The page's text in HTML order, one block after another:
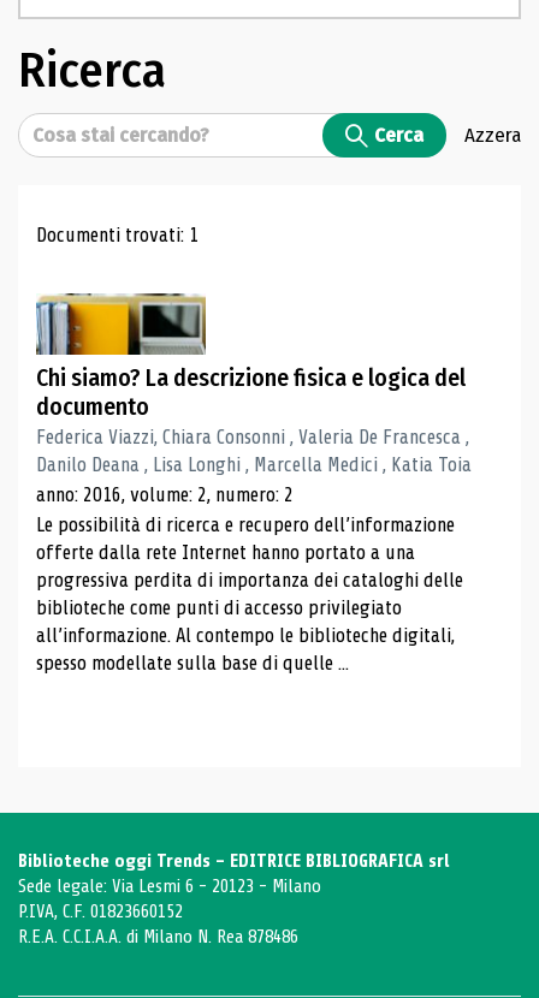
Ricerca
Cerca Cerca Azzera
Risultati di ricerca
Documenti trovati: 1
Chi siamo? La descrizione fisica e logica del
documento
Federica Viazzi, Chiara Consonni , Valeria De Francesca ,
Danilo Deana , Lisa Longhi , Marcella Medici , Katia Toia
anno: 2016, volume: 2, numero: 2
Le possibilità di ricerca e recupero dell’informazione
offerte dalla rete Internet hanno portato a una
progressiva perdita di importanza dei cataloghi delle
biblioteche come punti di accesso privilegiato
all’informazione. Al contempo le biblioteche digitali,
spesso modellate sulla base di quelle ...
Biblioteche oggi Trends - EDITRICE BIBLIOGRAFICA srl
Sede legale: Via Lesmi 6 - 20123 - Milano
P.IVA, C.F. 01823660152
R.E.A. C.C.I.A.A. di Milano N. Rea 878486